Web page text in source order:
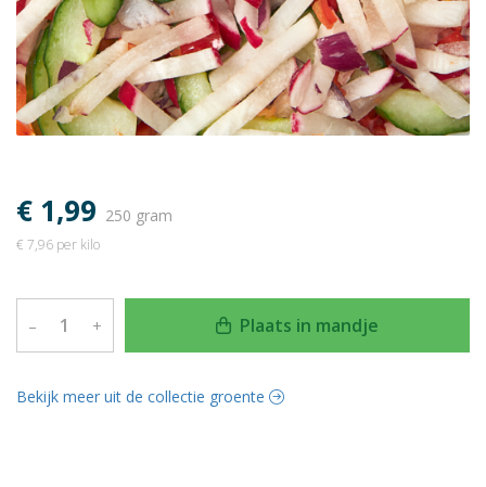
€ 1,99 250 gram
€ 7,96 per kilo
– + Plaats in mandje
Bekijk meer uit de collectie groente